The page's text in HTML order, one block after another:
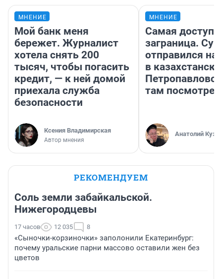
МНЕНИЕ
Мой банк меня
бережет. Журналист
хотела снять 200
тысяч, чтобы погасить
кредит, — к ней домой
приехала служба
безопасности
Ксения Владимирская
Автор мнения
МНЕНИЕ
Самая
заграница.
отправился
в
там
Анатолий
РЕКОМЕНДУЕМ
Соль земли забайкальской.
Нижегородцевы
17 часов 12 035 8
«Сыночки-корзиночки» заполонили Екатеринбург:
почему уральские парни массово оставили жен без
цветов